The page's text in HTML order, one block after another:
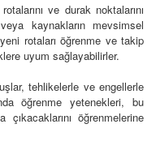
ve durak noktalarını
kaynakların mevsimsel
rotaları öğrenme ve takip
uyum sağlayabilirler.
tehlikelerle ve engellerle
öğrenme yetenekleri, bu
öğrenmelerine